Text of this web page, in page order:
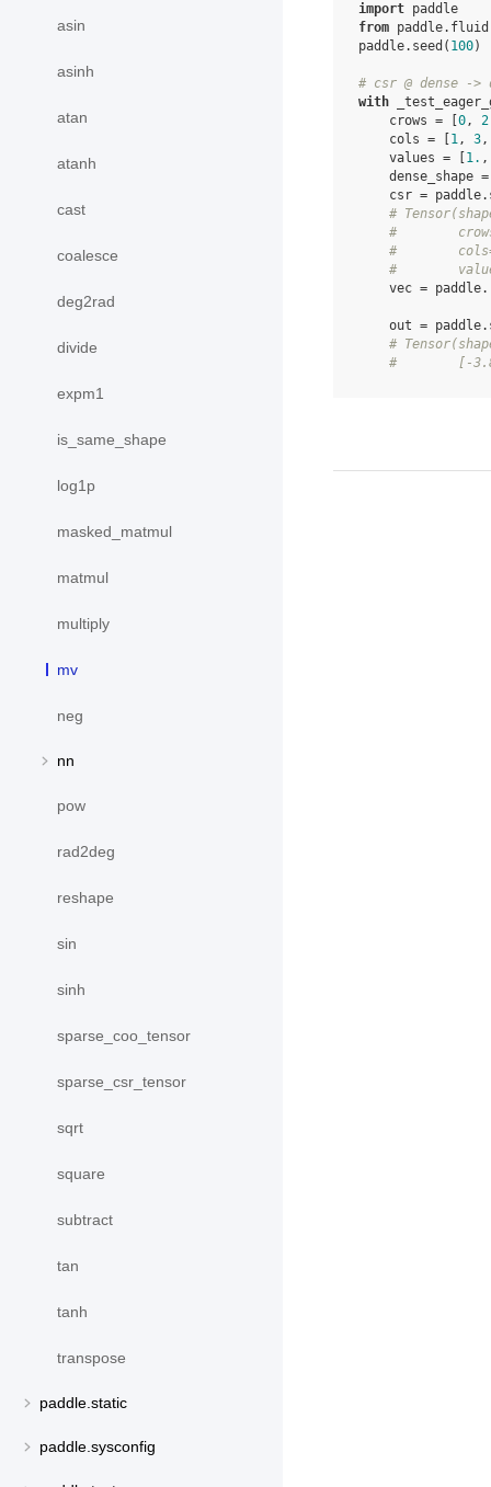
asin
asinh
atan
atanh
cast
coalesce
deg2rad
divide
expm1
is_same_shape
log1p
masked_matmul
matmul
multiply
mv
neg
nn
pow
rad2deg
reshape
sin
sinh
sparse_coo_tensor
sparse_csr_tensor
sqrt
square
subtract
tan
tanh
transpose
paddle.static
paddle.sysconfig
import paddle
from
paddle. seed ( 100)
# csr @ dense ->
with
crows = 0, 2
cols = 1, 3,
values = 1. ,
dense_shape =
csr = paddle.
#
#
#
#
vec = paddle.
out = paddle.
#
#        [-